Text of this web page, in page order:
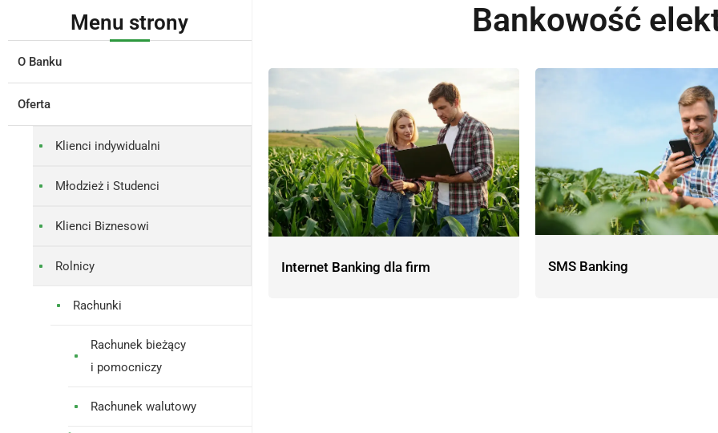
Menu strony
O Banku
Oferta
Klienci indywidualni
Młodzież i Studenci
Klienci Biznesowi
Rolnicy
Rachunki
Rachunek bieżący
i pomocniczy
Rachunek walutowy
Bankowość
Internet Banking dla firm SMS Banking